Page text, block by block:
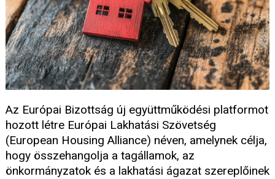
Az Európai Bizottság új együttműködési platformot
hozott létre Európai Lakhatási Szövetség
(European Housing Alliance) néven, amelynek célja,
hogy összehangolja a tagállamok, az
önkormányzatok és a lakhatási ágazat szereplőinek